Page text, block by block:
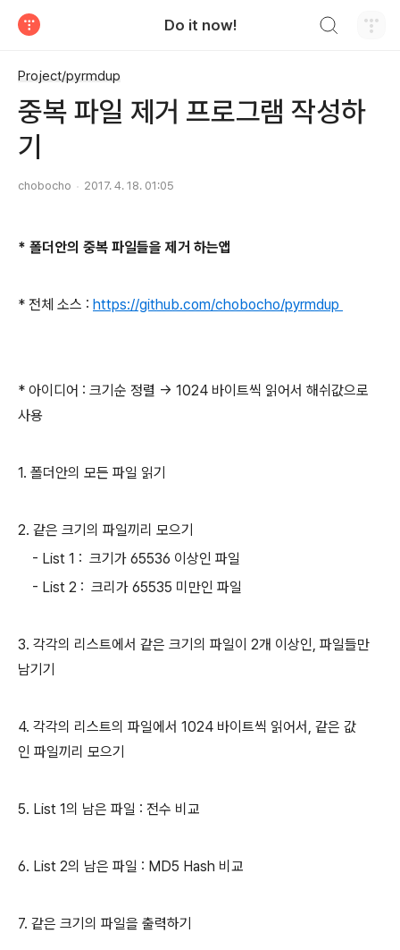
Do it now!
Project/pyrmdup
중복 파일 제거 프로그램 작성하
기
chobocho 2017. 4. 18. 01:05
* 폴더안의 중복 파일들을 제거 하는앱
* 전체 소스 : https://github.com/chobocho/pyrmdup
* 아이디어 : 크기순 정렬 -> 1024 바이트씩 읽어서 해쉬값으로
사용
1. 폴더안의 모든 파일 읽기
2. 같은 크기의 파일끼리 모으기
- List 1 : 크기가 65536 이상인 파일
- List 2 : 크리가 65535 미만인 파일
3. 각각의 리스트에서 같은 크기의 파일이 2개 이상인, 파일들만
남기기
4. 각각의 리스트의 파일에서 1024 바이트씩 읽어서, 같은 값
인 파일끼리 모으기
5. List 1의 남은 파일 : 전수 비교
6. List 2의 남은 파일 : MD5 Hash 비교
7. 같은 크기의 파일을 출력하기